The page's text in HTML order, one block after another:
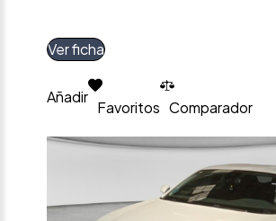
Ver ficha
Añadir
Favoritos Comparador